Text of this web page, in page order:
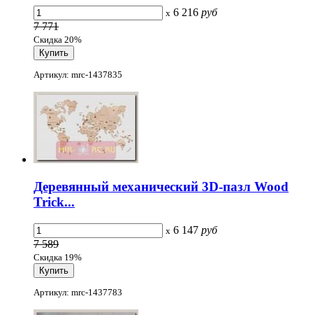
x 6 216 руб
7 771
Скидка 20%
Артикул: mrc-1437835
Деревянный механический 3D-пазл Wood
Trick...
x 6 147 руб
7 589
Скидка 19%
Артикул: mrc-1437783